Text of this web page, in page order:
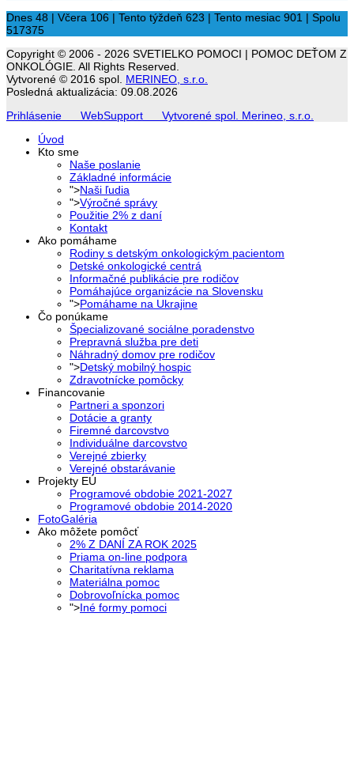
Dnes 48 | Včera 106 | Tento týždeň 623 | Tento mesiac 901 | Spolu
517375
Copyright © 2006 - 2026 SVETIELKO POMOCI | POMOC DEŤOM Z
ONKOLÓGIE. All Rights Reserved.
Vytvorené © 2016 spol. MERINEO, s.r.o.
Posledná aktualizácia: 09.08.2026
Prihlásenie WebSupport Vytvorené spol. Merineo, s.r.o.
Úvod
Kto sme
Naše poslanie
Základné informácie
">Naši ľudia
">Výročné správy
Použitie 2% z daní
Kontakt
Ako pomáhame
Rodiny s detským onkologickým pacientom
Detské onkologické centrá
Informačné publikácie pre rodičov
Pomáhajúce organizácie na Slovensku
">Pomáhame na Ukrajine
Čo ponúkame
Špecializované sociálne poradenstvo
Prepravná služba pre deti
Náhradný domov pre rodičov
">Detský mobilný hospic
Zdravotnícke pomôcky
Financovanie
Partneri a sponzori
Dotácie a granty
Firemné darcovstvo
Individuálne darcovstvo
Verejné zbierky
Verejné obstarávanie
Projekty EÚ
Programové obdobie 2021-2027
Programové obdobie 2014-2020
FotoGaléria
Ako môžete pomôcť
2% Z DANÍ ZA ROK 2025
Priama on-line podpora
Charitatívna reklama
Materiálna pomoc
Dobrovoľnícka pomoc
">Iné formy pomoci